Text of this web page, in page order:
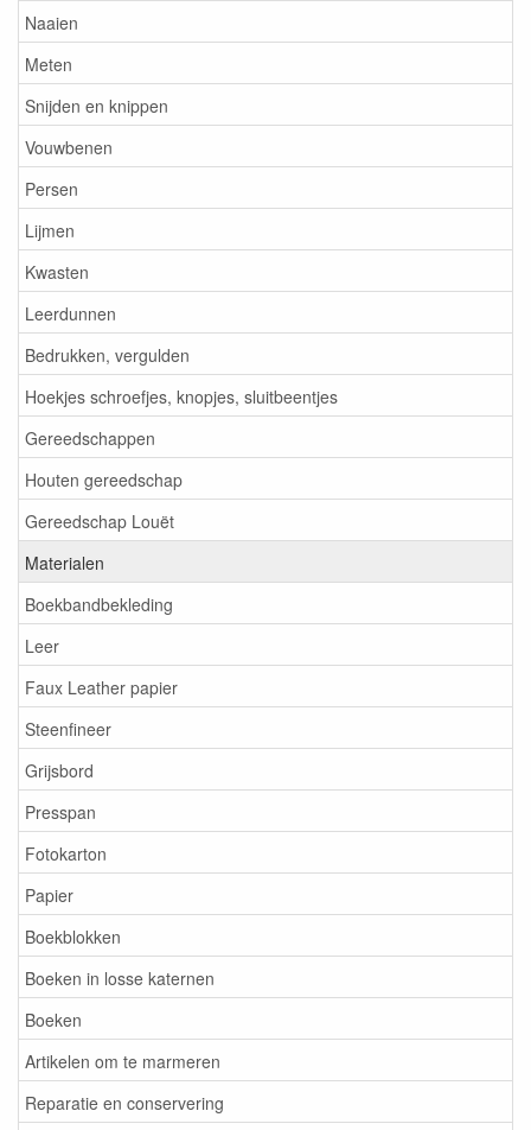
Naaien
Meten
Snijden en knippen
Vouwbenen
Persen
Lijmen
Kwasten
Leerdunnen
Bedrukken, vergulden
Hoekjes schroefjes, knopjes, sluitbeentjes
Gereedschappen
Houten gereedschap
Gereedschap Louët
Materialen
Boekbandbekleding
Leer
Faux Leather papier
Steenfineer
Grijsbord
Presspan
Fotokarton
Papier
Boekblokken
Boeken in losse katernen
Boeken
Artikelen om te marmeren
Reparatie en conservering